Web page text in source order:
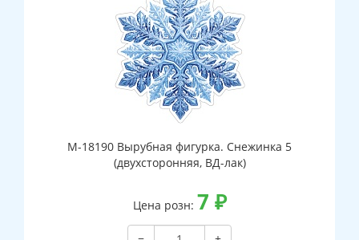
М-18190 Вырубная фигурка. Снежинка 5
(двухсторонняя, ВД-лак)
Цена розн: 7 ₽